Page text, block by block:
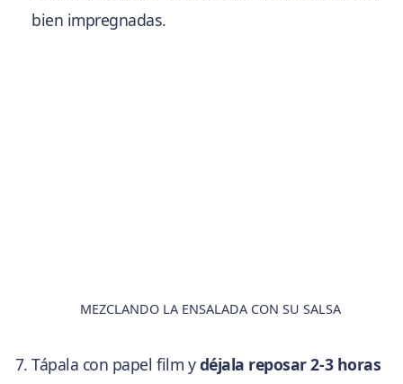
bien impregnadas.
MEZCLANDO LA ENSALADA CON SU SALSA
Tápala con papel film ydéjala reposar 2-3 horas